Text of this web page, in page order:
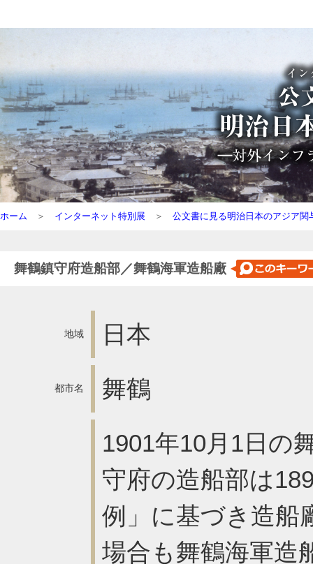
ホーム ＞ インターネット特別展 ＞ 公文書に見る明治日本のアジア関
舞鶴鎮守府造船部／舞鶴海軍造船廠
地域 日本
都市名 舞鶴
1901年10月1日の
守府の造船部は
例」に基づき造船
場合も舞鶴海軍造